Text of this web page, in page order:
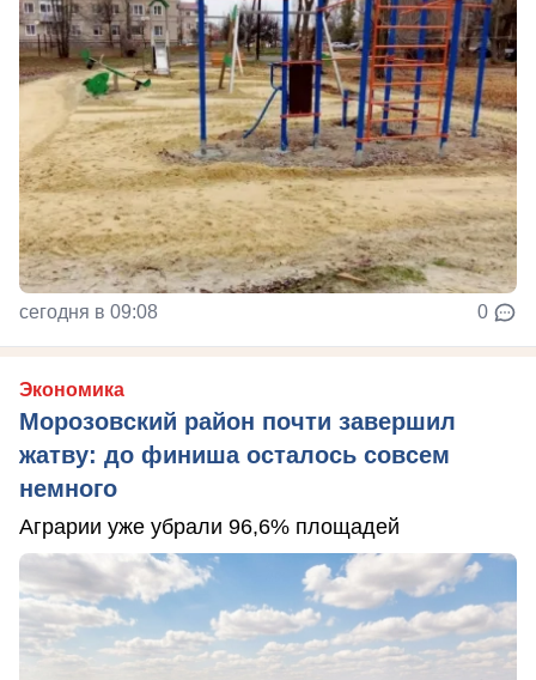
сегодня в 09:08 0
Экономика
Морозовский район почти завершил
жатву: до финиша осталось совсем
немного
Аграрии уже убрали 96,6% площадей